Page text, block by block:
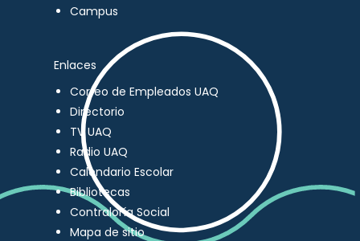
Campus
Enlaces
Correo de Empleados UAQ
Directorio
TV UAQ
Radio UAQ
Calendario Escolar
Bibliotecas
Contraloría Social
Mapa de sitio